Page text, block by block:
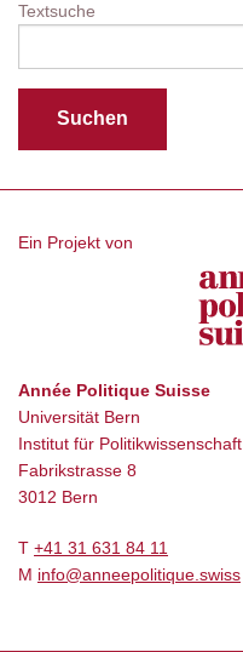
Textsuche
Ein Projekt von
Année Politique Suisse
Universität Bern
Institut für Politikwissenschaft
Fabrikstrasse 8
3012 Bern
T +41 31 631 84 11
M info@anneepolitique.swiss